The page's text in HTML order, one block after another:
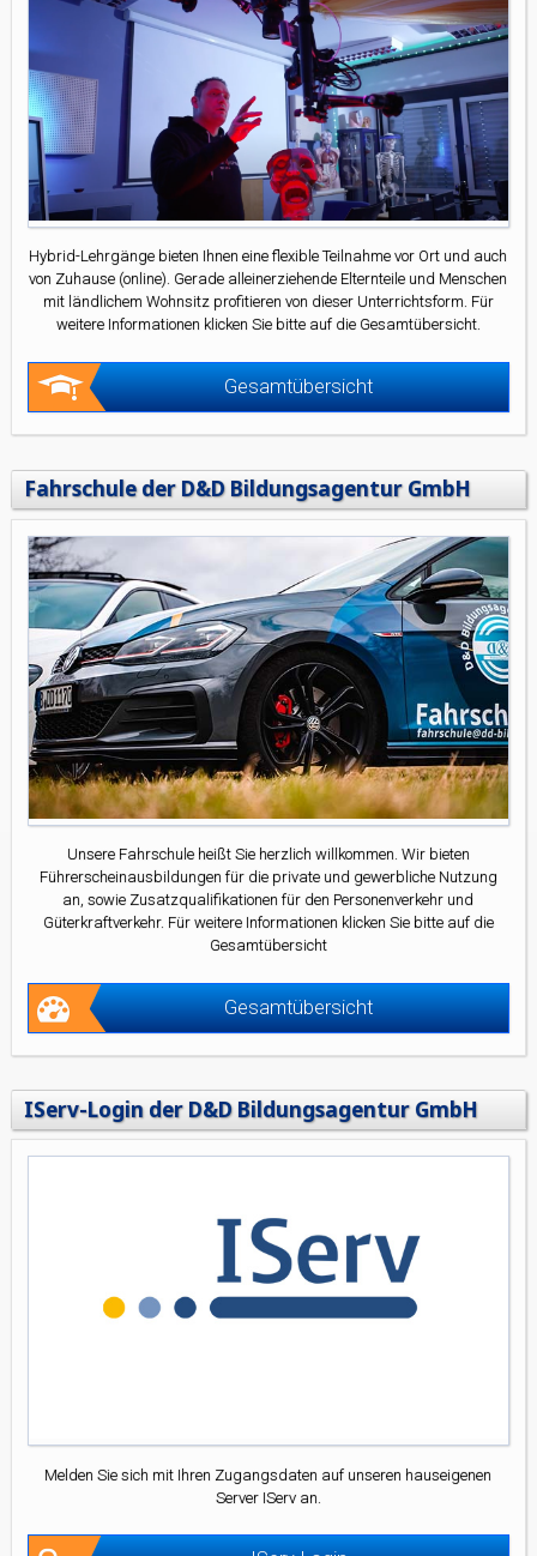
Hybrid-Lehrgänge bieten Ihnen eine flexible Teilnahme vor Ort und auch
von Zuhause (online). Gerade alleinerziehende Elternteile und Menschen
mit ländlichem Wohnsitz profitieren von dieser Unterrichtsform. Für
weitere Informationen klicken Sie bitte auf die Gesamtübersicht.
Gesamtübersicht
Fahrschule der D&D Bildungsagentur GmbH
Unsere Fahrschule heißt Sie herzlich willkommen. Wir bieten
Führerscheinausbildungen für die private und gewerbliche Nutzung
an, sowie Zusatzqualifikationen für den Personenverkehr und
Güterkraftverkehr. Für weitere Informationen klicken Sie bitte auf die
Gesamtübersicht
Gesamtübersicht
IServ-Login der D&D Bildungsagentur GmbH
Melden Sie sich mit Ihren Zugangsdaten auf unseren hauseigenen
Server IServ an.